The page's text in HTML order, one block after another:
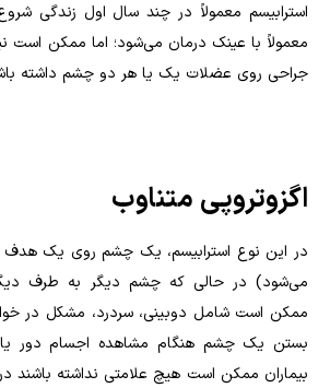
استرابیسم معمولاً در چند سال اول زندگی
معمولاً با عینک درمان می‌شود؛ اما ممکن است
جراحی روی عضلات یک یا هر دو چشم داشته
اگزوتروپی متناوب
در این نوع استرابیسم، یک چشم روی یک هدف
می‌شود) در حالی که چشم دیگر به طرف
ممکن است شامل دوبینی، سردرد، مشکل در
بستن یک چشم هنگام مشاهده اجسام دور یا
بیماران ممکن است هیچ علامتی نداشته